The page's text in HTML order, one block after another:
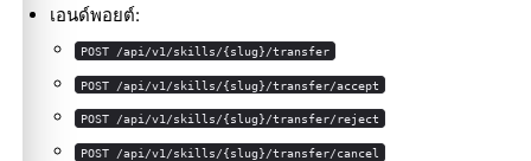
เอนด์พอยต์:
POST /api/v1/skills/{slug}/transfer
POST /api/v1/skills/{slug}/transfer/accept
POST /api/v1/skills/{slug}/transfer/reject
POST /api/v1/skills/{slug}/transfer/cancel